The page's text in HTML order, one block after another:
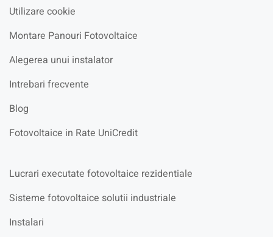
Utilizare cookie
Montare Panouri Fotovoltaice
Alegerea unui instalator
Intrebari frecvente
Blog
Fotovoltaice in Rate UniCredit
Lucrari executate fotovoltaice rezidentiale
Sisteme fotovoltaice solutii industriale
Instalari